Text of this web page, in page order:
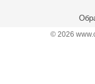
© 2026